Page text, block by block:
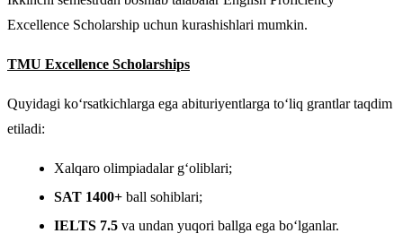
Excellence Scholarship uchun kurashishlari mumkin.
TMU Excellence Scholarships
Quyidagi ko‘rsatkichlarga ega abituriyentlarga to‘liq grantlar taqdim
etiladi:
Xalqaro olimpiadalar g‘oliblari;
SAT 1400+ ball sohiblari;
IELTS 7.5 va undan yuqori ballga ega bo‘lganlar.